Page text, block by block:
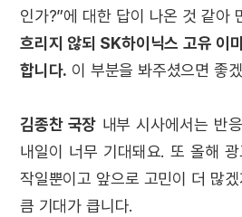
인가?”에 대한 답이 나온 것 같아
흐리지 않되 SK하이닉스 고유 이
합니다. 이 부분을 봐주셨으면 좋
김종찬 국장 내부 시사에서는 반
내일이 너무 기대돼요. 또 올해
작일뿐이고 앞으로 고민이 더 많
큼 기대가 큽니다.